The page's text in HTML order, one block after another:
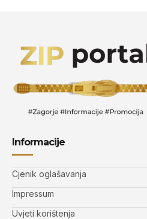
Informacije
Cjenik oglašavanja
Impressum
Uvjeti korištenja